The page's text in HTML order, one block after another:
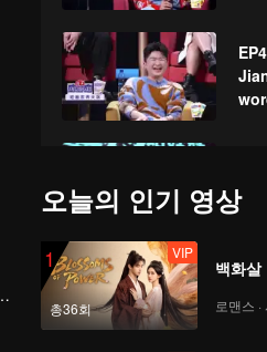
会
吐
会
오늘의 인기 영상
1
총36회
VIP
백화살
로맨스